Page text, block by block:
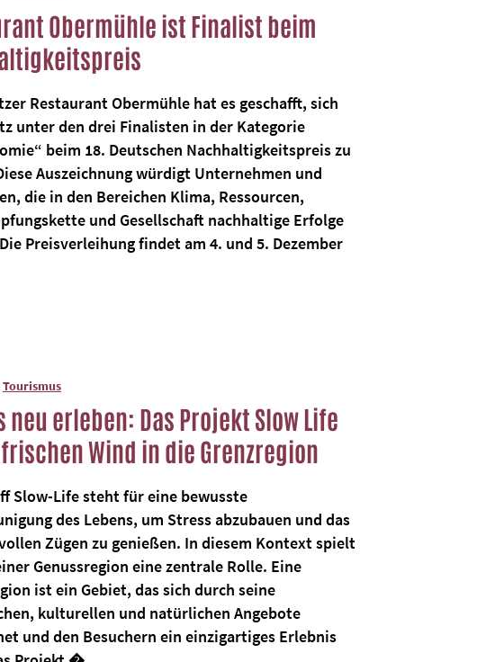
Obermühle ist Finalist beim
Restaurant Obermühle hat es geschafft, sich
unter den drei Finalisten in der Kategorie
beim 18. Deutschen Nachhaltigkeitspreis zu
Auszeichnung würdigt Unternehmen und
die in den Bereichen Klima, Ressourcen,
und Gesellschaft nachhaltige Erfolge
Preisverleihung findet am 4. und 5. Dezember
Tourismus
neu erleben: Das Projekt Slow Life
Wind in die Grenzregion
Slow-Life steht für eine bewusste
des Lebens, um Stress abzubauen und das
Zügen zu genießen. In diesem Kontext spielt
Genussregion eine zentrale Rolle. Eine
ist ein Gebiet, das sich durch seine
kulturellen und natürlichen Angebote
und den Besuchern ein einzigartiges Erlebnis
Projekt �...